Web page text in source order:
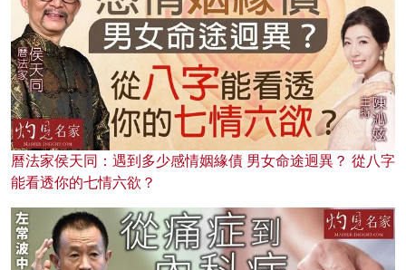
曆法家侯天同：遇到多少感情姻緣債 男女命途迥異？ 從八字
能看透你的七情六欲？